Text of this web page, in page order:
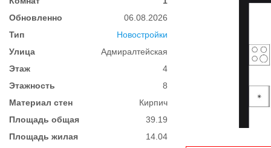
Обновленно
06.08.2026
Тип
Новостройки
Улица
Адмиралтейская
Этаж
4
Этажность
8
Материал стен
Кирпич
Площадь общая
39.19
Площадь жилая
14.04